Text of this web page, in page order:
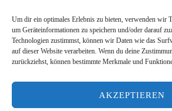
Um dir ein optimales Erlebnis zu bieten, verwenden wir
um Geräteinformationen zu speichern und/oder darauf
Technologien zustimmst, können wir Daten wie das
auf dieser Website verarbeiten. Wenn du deine
zurückziehst, können bestimmte Merkmale und
AKZEPTIEREN
31